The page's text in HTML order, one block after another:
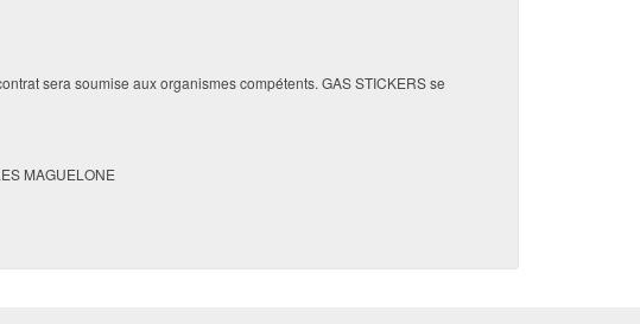
sera soumise aux organismes compétents. GAS STICKERS se
MAGUELONE